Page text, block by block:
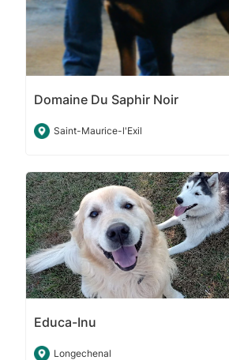
Domaine Du Saphir Noir
Saint-Maurice-l'Exil
Educa-Inu
Longechenal